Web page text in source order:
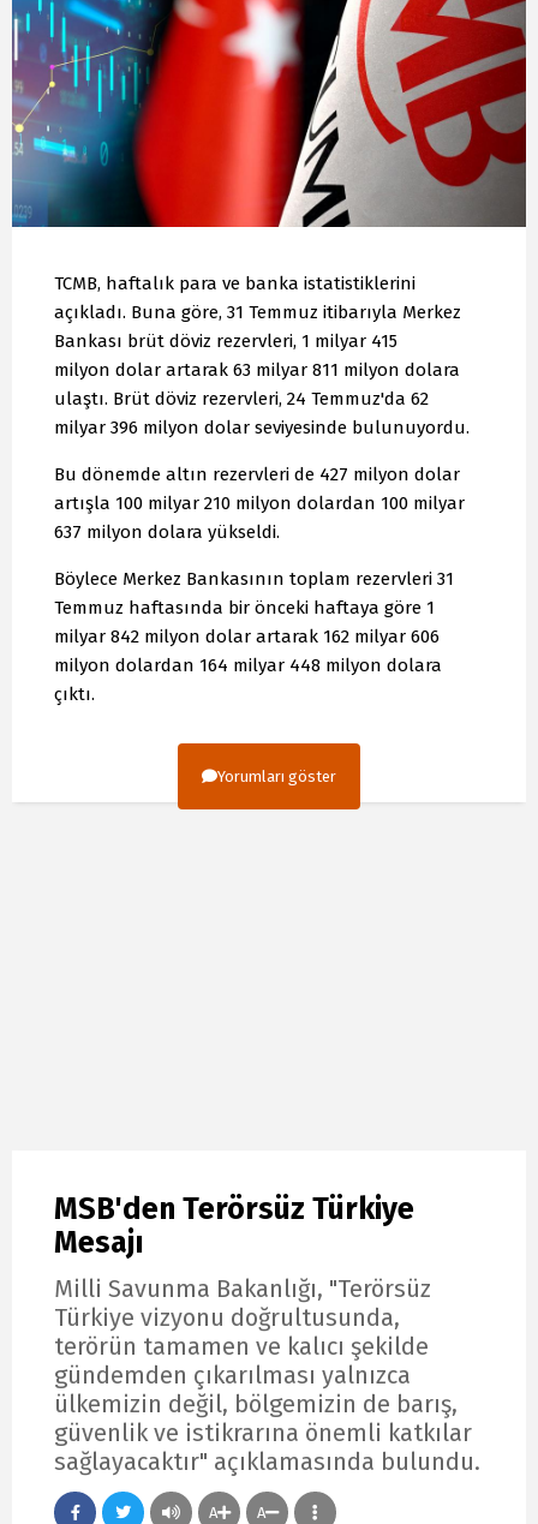
TCMB, haftalık para ve banka istatistiklerini
açıkladı. Buna göre, 31 Temmuz itibarıyla Merkez
Bankası brüt döviz rezervleri, 1 milyar 415
milyon dolar artarak 63 milyar 811 milyon dolara
ulaştı. Brüt döviz rezervleri, 24 Temmuz'da 62
milyar 396 milyon dolar seviyesinde bulunuyordu.
Bu dönemde altın rezervleri de 427 milyon dolar
artışla 100 milyar 210 milyon dolardan 100 milyar
637 milyon dolara yükseldi.
Böylece Merkez Bankasının toplam rezervleri 31
Temmuz haftasında bir önceki haftaya göre 1
milyar 842 milyon dolar artarak 162 milyar 606
milyon dolardan 164 milyar 448 milyon dolara
çıktı.
Yorumları göster
MSB'den Terörsüz Türkiye
Mesajı
Milli Savunma Bakanlığı, "Terörsüz
Türkiye vizyonu doğrultusunda,
terörün tamamen ve kalıcı şekilde
gündemden çıkarılması yalnızca
ülkemizin değil, bölgemizin de barış,
güvenlik ve istikrarına önemli katkılar
sağlayacaktır" açıklamasında bulundu.
A A